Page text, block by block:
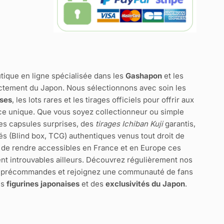
en ligne spécialisée dans les Gashaponet les
du Japon. Nous sélectionnons avec soin les
, les lots rares et les tirages officiels pour offrir aux
unique. Que vous soyez collectionneur ou simple
capsules surprises, des tirages Ichiban Kujigarantis,
(Blind box, TCG) authentiques venus tout droit de
rendre accessibles en France et en Europe ces
introuvables ailleurs. Découvrez régulièrement nos
et rejoignez une communauté de fans
figurines japonaises et des exclusivités du Japon.